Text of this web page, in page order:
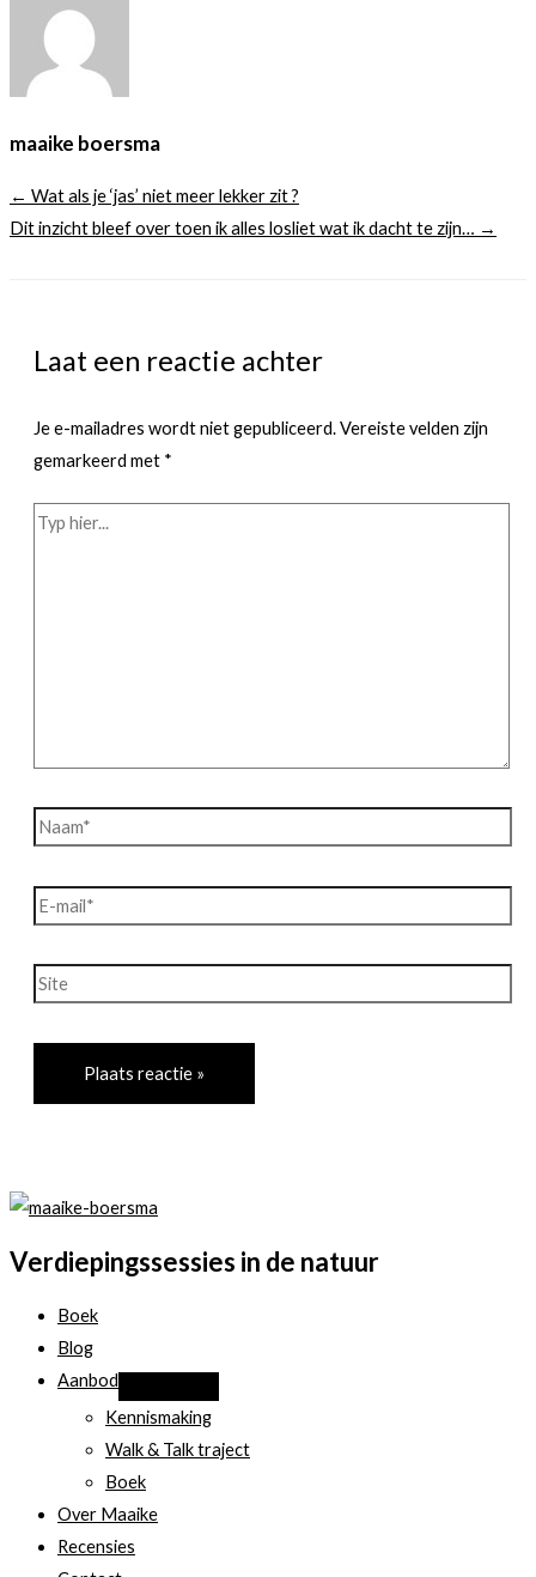
maaike boersma
← Wat als je ‘jas’ niet meer lekker zit ?
Dit inzicht bleef over toen ik alles losliet wat ik dacht te zijn… →
Laat een reactie achter
Je e-mailadres wordt niet gepubliceerd.Vereiste velden zijn
gemarkeerd met *
Typ
Naam*
E-
Site
Verdiepingssessies in de natuur
Boek
Blog
Aanbod
Kennismaking
Walk & Talk traject
Boek
Over Maaike
Recensies